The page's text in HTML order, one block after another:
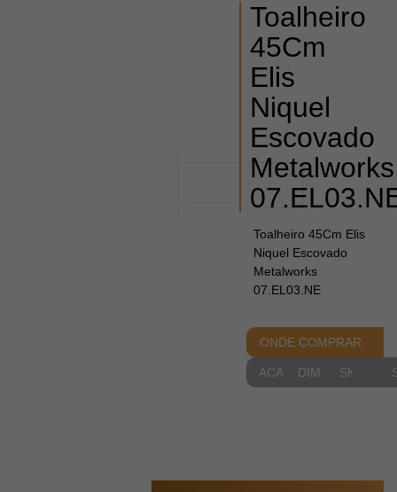
Toalheiro
45Cm
Elis
Niquel
Escovado
Metalworks
Toalheiro 45Cm Elis
Niquel Escovado
Metalworks
07.EL03.NE
ONDE COMPRAR
ACABAMENTOS
DIMENSIONAIS